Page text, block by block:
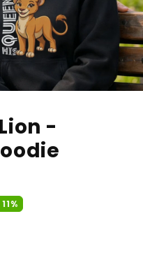
-
11%